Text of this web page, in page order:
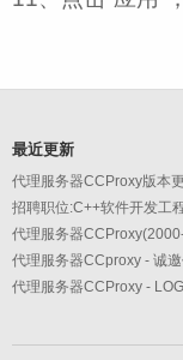
最近更新
代理服务器CCProxy版本
招聘职位:C++软件开发工
代理服务器
代理服务器CCproxy - 诚
代理服务器CCProxy -